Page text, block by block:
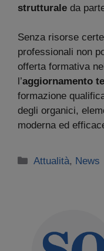
strutturale da
Senza risorse
professionali non
offerta formativa
l’aggiornamento
formazione
degli organici,
moderna ed
Categorie
Attualità, News